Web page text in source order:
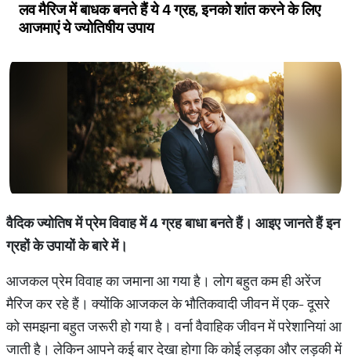
लव मैरिज में बाधक बनते हैं ये 4 ग्रह, इनको शांत करने के लिए
आजमाएं ये ज्योतिषीय उपाय
वैदिक ज्योतिष में प्रेम विवाह में 4 ग्रह बाधा बनते हैं। आइए जानते हैं इन
ग्रहों के उपायों के बारे में।
आजकल प्रेम विवाह का जमाना आ गया है। लोग बहुत कम ही अरेंज
मैरिज कर रहे हैं। क्योंकि आजकल के भौतिकवादी जीवन में एक- दूसरे
को समझना बहुत जरूरी हो गया है। वर्ना वैवाहिक जीवन में परेशानियां आ
जाती है। लेकिन आपने कई बार देखा होगा कि कोई लड़का और लड़की में